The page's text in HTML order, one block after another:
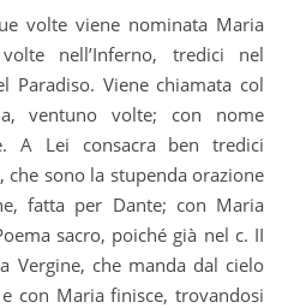
volte viene nominata Maria
nell’Inferno, tredici nel
Paradiso. Viene chiamata col
ventuno volte; con nome
A Lei consacra ben tredici
che sono la stupenda orazione
fatta per Dante; con Maria
sacro, poiché già nel c. II
Vergine, che manda dal cielo
con Maria finisce, trovandosi